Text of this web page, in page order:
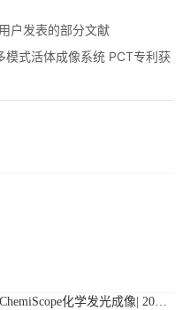
户发表的部分文献
模式活体成像系统 PCT专利获
ChemiScope化学发光成像| 2026